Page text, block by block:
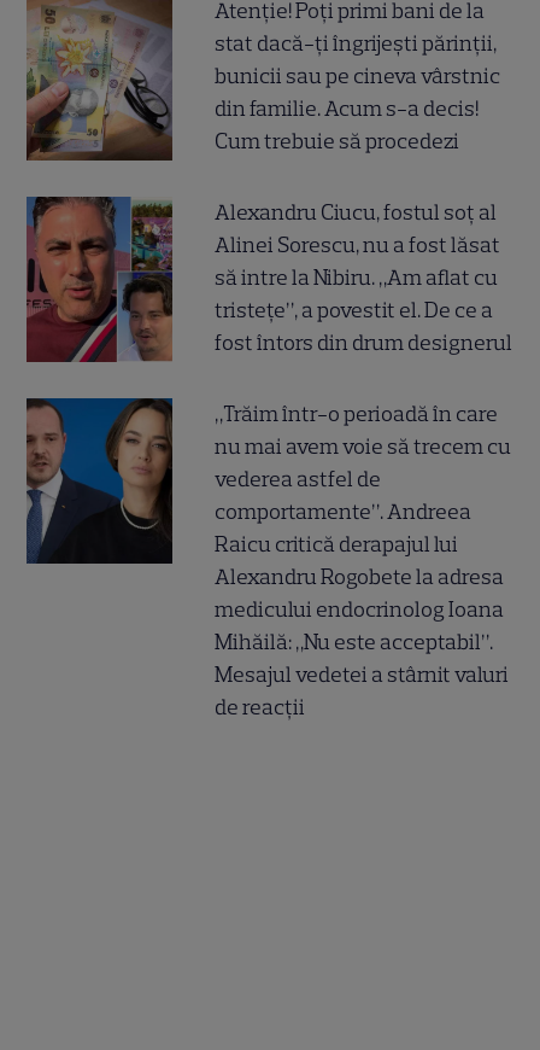
Atenție! Poți primi bani de la
stat dacă-ți îngrijești părinții,
bunicii sau pe cineva vârstnic
din familie. Acum s-a decis!
Cum trebuie să procedezi
Alexandru Ciucu, fostul soț al
Alinei Sorescu, nu a fost lăsat
să intre la Nibiru. „Am aflat cu
tristețe”, a povestit el. De ce a
fost întors din drum designerul
„Trăim într-o perioadă în care
nu mai avem voie să trecem cu
vederea astfel de
comportamente”. Andreea
Raicu critică derapajul lui
Alexandru Rogobete la adresa
medicului endocrinolog Ioana
Mihăilă: „Nu este acceptabil”.
Mesajul vedetei a stârnit valuri
de reacții